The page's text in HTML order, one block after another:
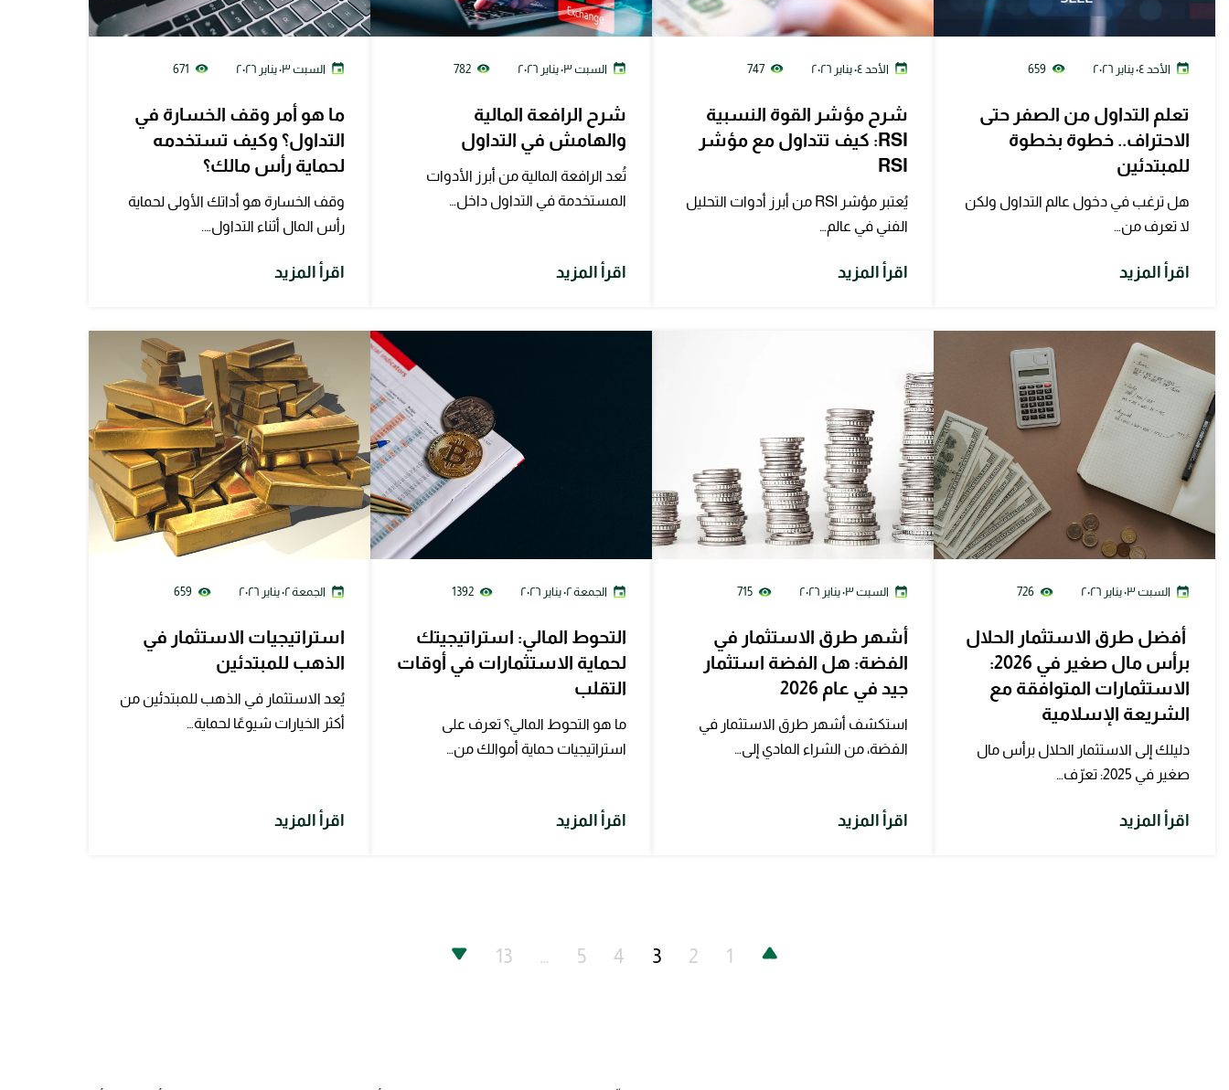
الأحد ٠٤ يناير ٢٠٢٦ 659
تعلم التداول من الصفر حتى
الاحتراف.. خطوة بخطوة
للمبتدئين
هل ترغب في دخول عالم التداول ولكن
لا تعرف من…
اقرأ المزيد
الأحد ٠٤ يناير ٢٠٢٦ 747
شرح مؤشر القوة النسبية
RSI: كيف تتداول مع مؤشر
RSI
يُعتبر مؤشر RSI من أبرز أدوات التحليل
الفني في عالم…
اقرأ المزيد
السبت ٠٣ يناير ٢٠٢٦ 782
شرح الرافعة المالية
والهامش في التداول
تُعد الرافعة المالية من أبرز الأدوات
المستخدمة في التداول داخل…
اقرأ المزيد
السبت ٠٣ يناير ٢٠٢٦ 671
ما هو أمر وقف الخسارة في
التداول؟ وكيف تستخدمه
لحماية رأس مالك؟
وقف الخسارة هو أداتك الأولى لحماية
رأس المال أثناء التداول….
اقرأ المزيد
السبت ٠٣ يناير ٢٠٢٦ 726
أفضل طرق الاستثمار الحلال
برأس مال صغير في 2026:
الاستثمارات المتوافقة مع
الشريعة الإسلامية
دليلك إلى الاستثمار الحلال برأس مال
صغير في 2025: تعرّف…
اقرأ المزيد
السبت ٠٣ يناير ٢٠٢٦ 715
أشهر طرق الاستثمار في
الفضة: هل الفضة استثمار
جيد في عام 2026
استكشف أشهر طرق الاستثمار في
الفضة، من الشراء المادي إلى…
اقرأ المزيد
الجمعة ٠٢ يناير ٢٠٢٦ 1392
التحوط المالي: استراتيجيتك
لحماية الاستثمارات في أوقات
التقلب
ما هو التحوط المالي؟ تعرف على
استراتيجيات حماية أموالك من…
اقرأ المزيد
الجمعة ٠٢ يناير ٢٠٢٦ 659
استراتيجيات الاستثمار في
الذهب للمبتدئين
يُعد الاستثمار في الذهب للمبتدئين من
أكثر الخيارات شيوعًا لحماية…
اقرأ المزيد
1
2
3
4
5
…
13